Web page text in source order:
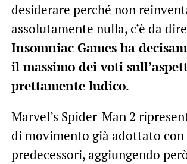
desiderare perché non
assolutamente nulla, c’è da
Insomniac Games ha
il massimo dei voti
prettamente ludico.
Marvel’s Spider-Man 2
di movimento già adottato con
predecessori, aggiungendo